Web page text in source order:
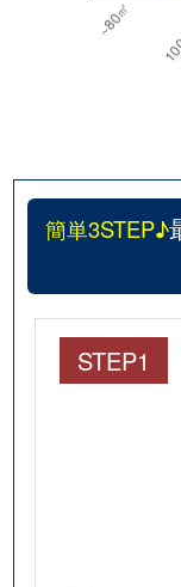
簡単3STEP♪
STEP1